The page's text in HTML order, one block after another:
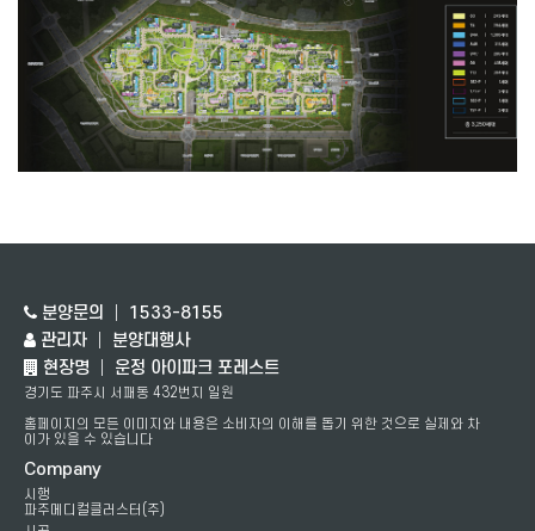
분양문의 │ 1533-8155
관리자 │ 분양대행사
현장명 │ 운정 아이파크 포레스트
경기도 파주시 서패동 432번지 일원
홈페이지의 모든 이미지와 내용은 소비자의 이해를 돕기 위한 것으로 실제와 차
이가 있을 수 있습니다
Company
시행
파주메디컬클러스터(주)